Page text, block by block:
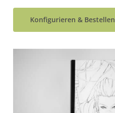
Konfigurieren & Bestellen